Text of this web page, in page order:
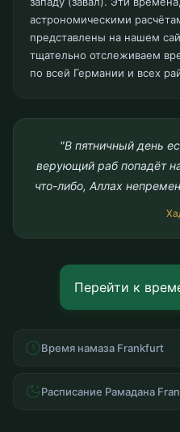
астрономическими
представлены на нашем
тщательно отслеживаем
по всей Германии и всех
"В пятничный день
верующий раб попадёт
что-либо, Аллах
Перейти к
Время намаза Frankfurt
Расписание Рамадана